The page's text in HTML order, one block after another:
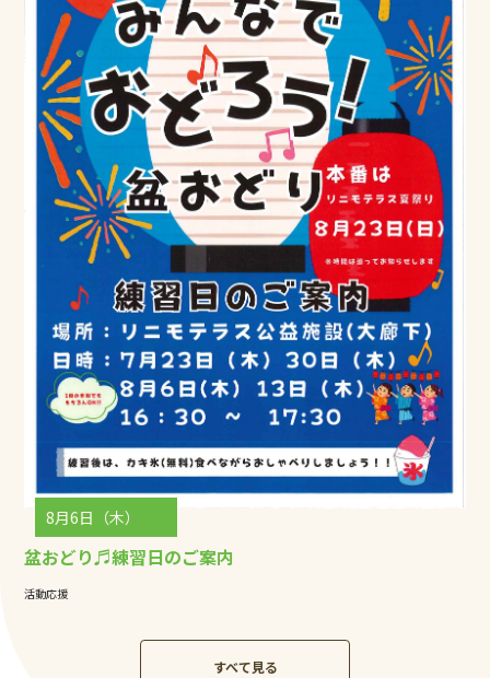
8月6日（木）
盆おどり♬練習日のご案内
活動応援
すべて見る